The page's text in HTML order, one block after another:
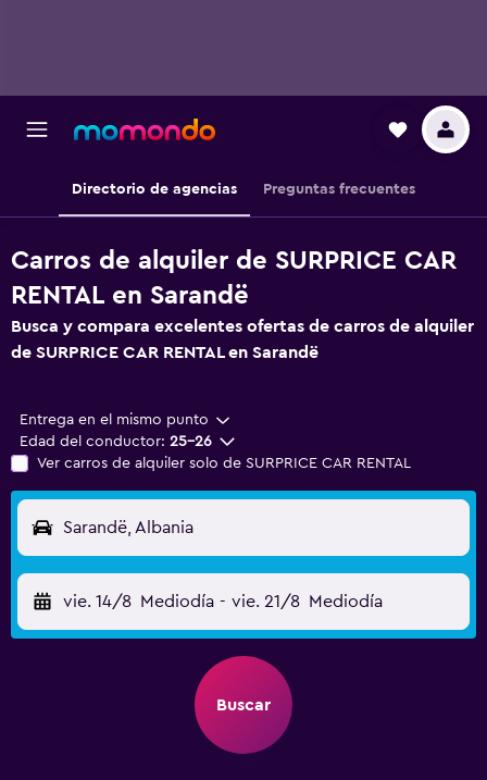
Directorio de agencias Preguntas frecuentes
Carros de alquiler de SURPRICE CAR
RENTAL en Sarandë
Busca y compara excelentes ofertas de carros de alquiler
de SURPRICE CAR RENTAL en Sarandë
Entrega en el mismo punto
Edad del conductor: 25-26
Ver carros de alquiler solo de SURPRICE CAR RENTAL
Sarandë, Albania
vie. 14/8 Mediodía - vie. 21/8 Mediodía
Buscar